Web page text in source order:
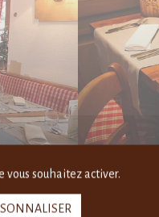
vous souhaitez activer.